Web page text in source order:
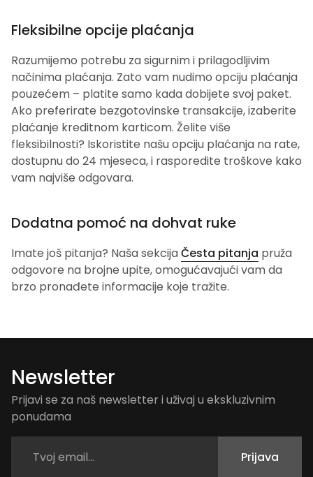
Fleksibilne opcije plaćanja
Razumijemo potrebu za sigurnim i prilagodljivim
načinima plaćanja. Zato vam nudimo opciju plaćanja
pouzećem – platite samo kada dobijete svoj paket.
Ako preferirate bezgotovinske transakcije, izaberite
plaćanje kreditnom karticom. Želite više
fleksibilnosti? Iskoristite našu opciju plaćanja na rate,
dostupnu do 24 mjeseca, i rasporedite troškove kako
vam najviše odgovara.
Dodatna pomoć na dohvat ruke
Imate još pitanja? Naša sekcijaČesta pitanja pruža
odgovore na brojne upite, omogućavajući vam da
brzo pronađete informacije koje tražite.
Newsletter
Prijavi se za naš newsletter i uživaj u ekskluzivnim
ponudama
Prijava